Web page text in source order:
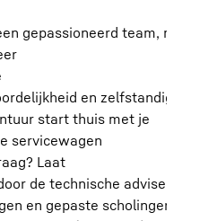
gepassioneerd team, met
en zelfstandigheid
start thuis met je
servicewagen
Laat
de technische adviseur
en gepaste scholingen in